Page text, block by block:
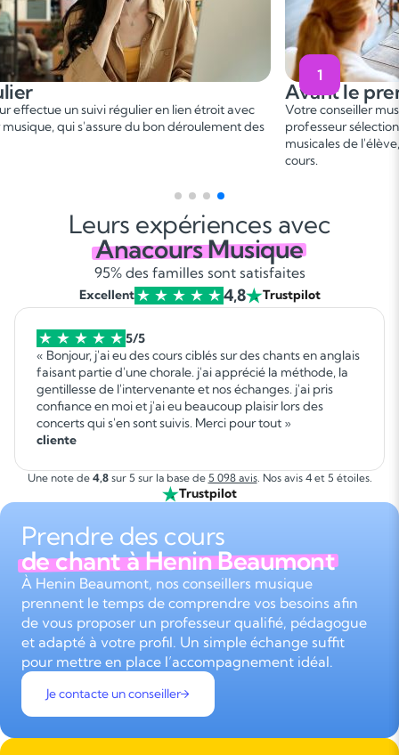
régulier en lien étroit avec
du bon déroulement des
Avant le premier cours
Votre conseiller musique vous met
professeur sélectionné, en fonction
musicales de l'élève, afin de
Leurs expériences avec
Anacours Musique
95% des familles sont satisfaites
Excellent 4,8 Trustpilot
5/5
« Bonjour, j'ai eu des cours ciblés sur des chants en anglais
faisant partie d'une chorale. j'ai apprécié la méthode, la
gentillesse de l'intervenante et nos échanges. j'ai pris
confiance en moi et j'ai eu beaucoup plaisir lors des
concerts qui s'en sont suivis. Merci pour tout »
cliente
Une note de 4,8sur 5 sur la base de 5 098 avis. Nos avis 4 et 5 étoiles.
Trustpilot
Prendre des cours
de chant à Henin Beaumont
À Henin Beaumont, nos conseillers musique
prennent le temps de comprendre vos besoins afin
de vous proposer un professeur qualifié, pédagogue
et adapté à votre profil. Un simple échange suffit
pour mettre en place l’accompagnement idéal.
Je contacte un conseiller